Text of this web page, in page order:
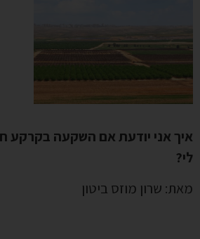
איך אני יודעת אם השקעה בקרקע
לי?
מאת: שרון מוזס ביטון